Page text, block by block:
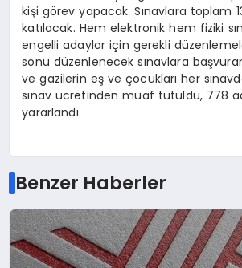
kişi görev yapacak. Sınavlara toplam
katılacak. Hem elektronik hem fiziki
engelli adaylar için gerekli
sonu düzenlenecek sınavlara
ve gazilerin eş ve çocukları her
sınav ücretinden muaf tutuldu, 778
yararlandı.
Benzer Haberler